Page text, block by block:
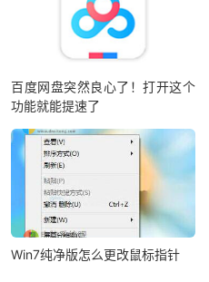
百度网盘突然良心了！打开这个
功能就能提速了
Win7纯净版怎么更改鼠标指针